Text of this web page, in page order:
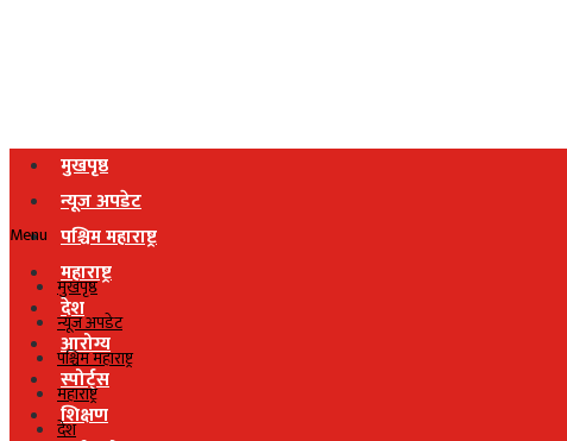
मुखपृष्ठ
न्यूज अपडेट
पश्चिम महाराष्ट्र
महाराष्ट्र
देश
आरोग्य
स्पोर्ट्स
शिक्षण
Menu
मुखपृष्ठ
न्यूज अपडेट
पश्चिम महाराष्ट्र
महाराष्ट्र
देश